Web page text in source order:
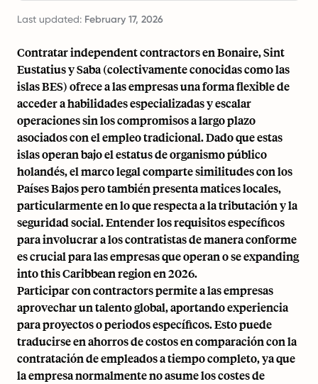
Last updated: February 17, 2026
Contratar independent contractors en Bonaire, Sint
Eustatius y Saba (colectivamente conocidas como las
islas BES) ofrece a las empresas una forma flexible de
acceder a habilidades especializadas y escalar
operaciones sin los compromisos a largo plazo
asociados con el empleo tradicional. Dado que estas
islas operan bajo el estatus de organismo público
holandés, el marco legal comparte similitudes con los
Países Bajos pero también presenta matices locales,
particularmente en lo que respecta a la tributación y la
seguridad social. Entender los requisitos específicos
para involucrar a los contratistas de manera conforme
es crucial para las empresas que operan o se expanding
into this Caribbean region en 2026.
Participar con contractors permite a las empresas
aprovechar un talento global, aportando experiencia
para proyectos o periodos específicos. Esto puede
traducirse en ahorros de costos en comparación con la
contratación de empleados a tiempo completo, ya que
la empresa normalmente no asume los costes de